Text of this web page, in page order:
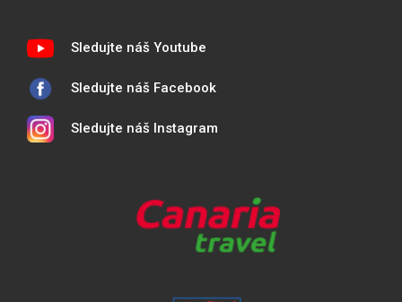
Sledujte náš Youtube
Sledujte náš Facebook
Sledujte náš Instagram